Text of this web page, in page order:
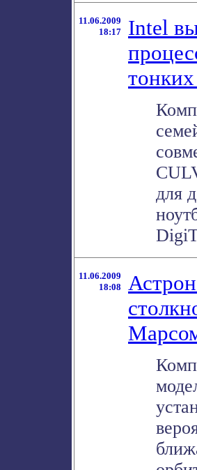
11.06.2009
18:17
Intel
для
11.06.2009
18:08